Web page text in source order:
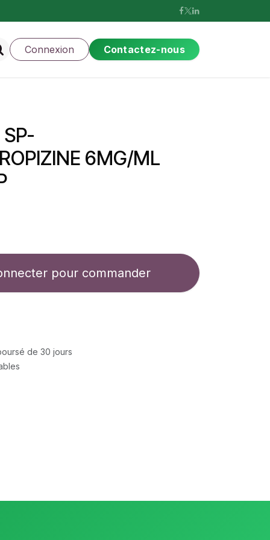
Connexion Contactez-nous
6MG/ML
pour commander
de 30 jours